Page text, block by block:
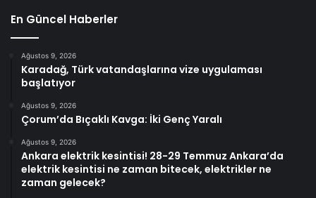
En Güncel Haberler
Ağustos 9, 2026
Karadağ, Türk vatandaşlarına vize uygulaması
başlatıyor
Ağustos 9, 2026
Çorum’da Bıçaklı Kavga: İki Genç Yaralı
Ağustos 9, 2026
Ankara elektrik kesintisi! 28-29 Temmuz Ankara’da
elektrik kesintisi ne zaman bitecek, elektrikler ne
zaman gelecek?